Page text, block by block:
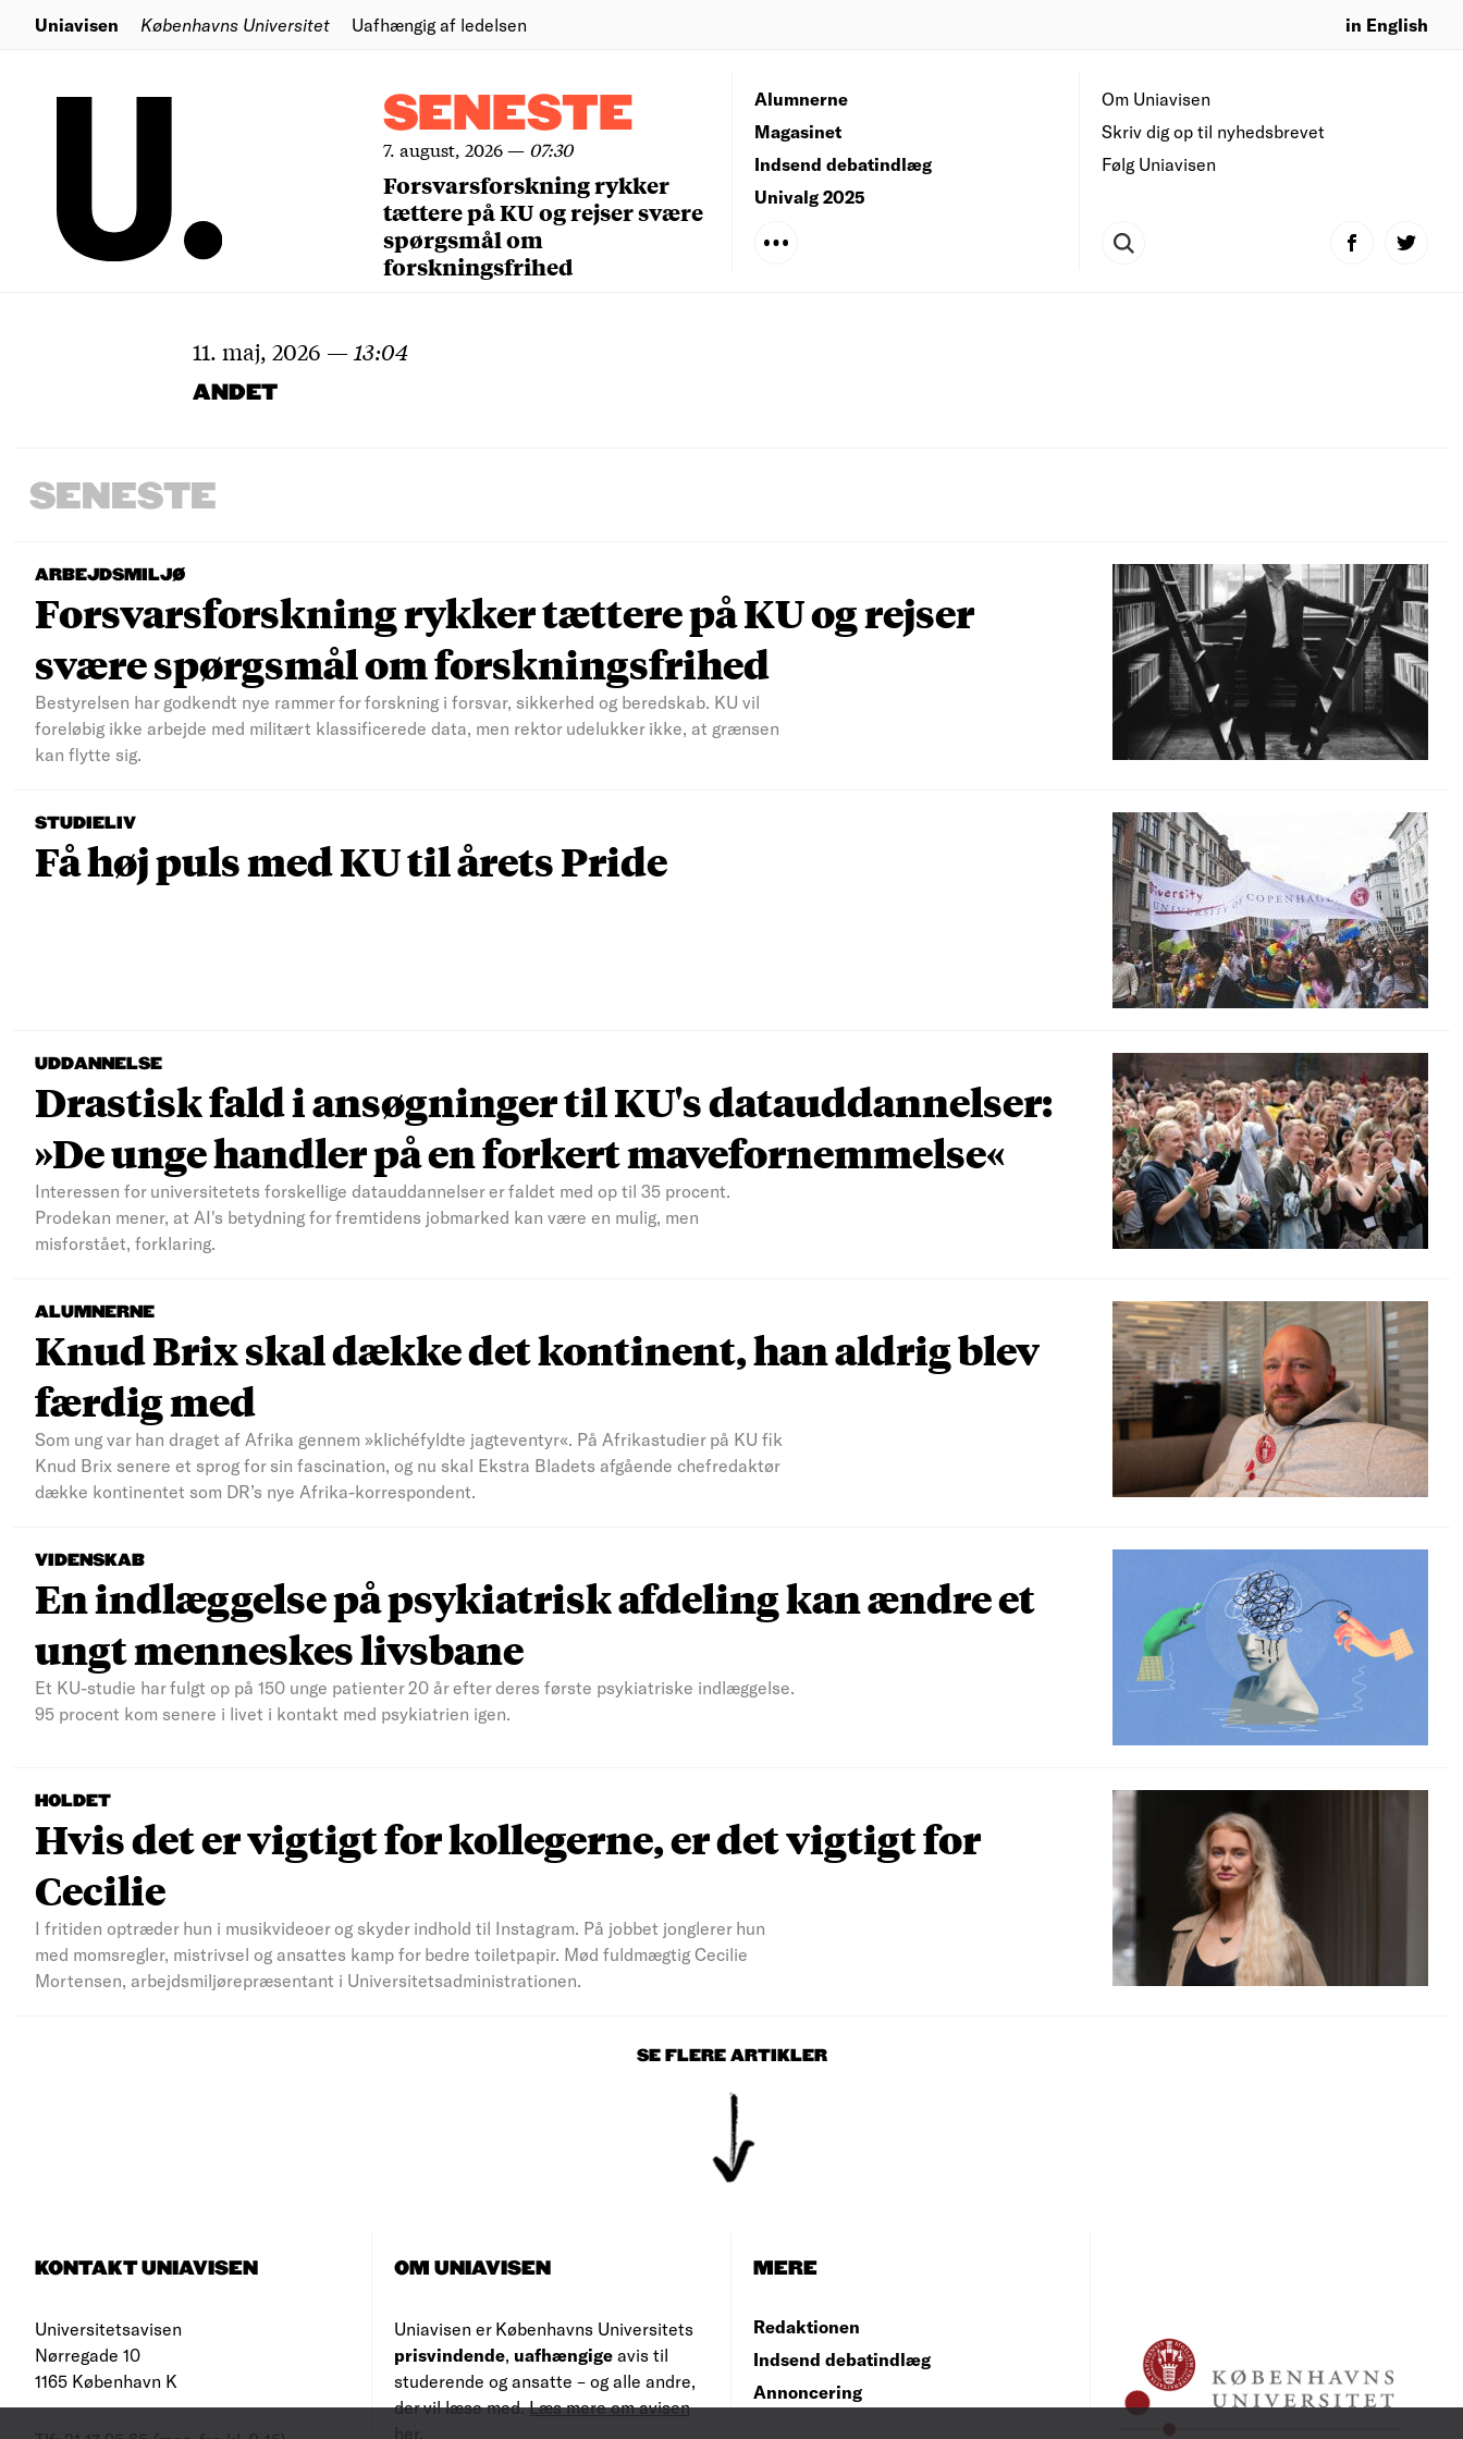
Uniavisen Københavns Universitet Uafhængig af ledelsen in English
SENESTE
7. august, 2026— 07:30
Forsvarsforskning rykker
tættere på KU og rejser svære
spørgsmål om
forskningsfrihed
Om Uniavisen
Skriv dig op til nyhedsbrevet
Følg Uniavisen
Alumnerne
Magasinet
Indsend debatindlæg
Univalg 2025
11. maj, 2026 — 13:04
ANDET
SENESTE
ARBEJDSMILJØ
Forsvarsforskning rykker tættere på KU og rejser
svære spørgsmål om forskningsfrihed
Bestyrelsen har godkendt nye rammer for forskning i forsvar, sikkerhed og beredskab. KU vil
foreløbig ikke arbejde med militært klassificerede data, men rektor udelukker ikke, at grænsen
kan flytte sig.
STUDIELIV
Få høj puls med KU til årets Pride
UDDANNELSE
Drastisk fald i ansøgninger til KU's datauddannelser:
»De unge handler på en forkert mavefornemmelse«
Interessen for universitetets forskellige datauddannelser er faldet med op til 35 procent.
Prodekan mener, at AI's betydning for fremtidens jobmarked kan være en mulig, men
misforstået, forklaring.
ALUMNERNE
Knud Brix skal dække det kontinent, han aldrig blev
færdig med
Som ung var han draget af Afrika gennem »klichéfyldte jagteventyr«. På Afrikastudier på KU fik
Knud Brix senere et sprog for sin fascination, og nu skal Ekstra Bladets afgående chefredaktør
dække kontinentet som DR’s nye Afrika-korrespondent.
VIDENSKAB
En indlæggelse på psykiatrisk afdeling kan ændre et
ungt menneskes livsbane
Et KU-studie har fulgt op på 150 unge patienter 20 år efter deres første psykiatriske indlæggelse.
95 procent kom senere i livet i kontakt med psykiatrien igen.
HOLDET
Hvis det er vigtigt for kollegerne, er det vigtigt for
Cecilie
I fritiden optræder hun i musikvideoer og skyder indhold til Instagram. På jobbet jonglerer hun
med momsregler, mistrivsel og ansattes kamp for bedre toiletpapir. Mød fuldmægtig Cecilie
Mortensen, arbejdsmiljørepræsentant i Universitetsadministrationen.
SE FLERE ARTIKLER
KONTAKT UNIAVISEN
Universitetsavisen
Nørregade 10
1165 København K
OM UNIAVISEN
Uniavisen er Københavns Universitets
prisvindende, uafhængige avis til
studerende og ansatte – og alle andre,
der vil læse med.Læs mere om avisen
her
MERE
Redaktionen
Indsend debatindlæg
Annoncering